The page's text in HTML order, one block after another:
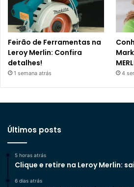
Feirão de Ferramentas na
Leroy Merlin: Confira
detalhes!
1 semana atrás 4
Últimos posts
5 horas atrás
Clique e retire na Leroy Merlin:
6 dias atrás